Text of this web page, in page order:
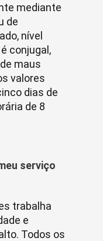
mediante
de
nível
conjugal,
maus
valores
dias de
de 8
serviço
trabalha
e
Todos os